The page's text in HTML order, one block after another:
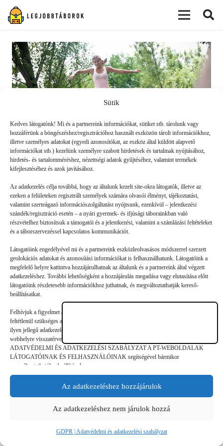
Sütik
Kedves látogatónk! Mi és a partnereink információkat, sütiket stb. tárolunk vagy
hozzáférünk a böngészéshez/regisztrációhoz használt eszközön tárolt információkhoz,
illetve személyes adatokat (egyedi azonosítókat, az eszköz által küldött alapvető
információkat stb.) kezelünk személyre szabott hirdetések és tartalmak nyújtásához,
hirdetés- és tartalomméréshez, nézettségi adatok gyűjtéséhez, valamint termékek
kifejlesztéséhez és azok javításához.
Az adatkezelés célja továbbá, hogy az általunk kezelt site-okra látogatók, illetve az
ezeken a felületeken regisztrált személyek számára olvasói élményt, tájékoztatást,
valamint szerteágazó információszolgáltatást nyújtsunk, ezenkívül – jelentkezési
szándék/regisztráció esetén – a nyári gyermek- és ifjúsági táborainkban való
részvételhez biztosítsuk a támogatói és a jelentkezési, valamint a számlázási feltételeket
és a táborszervezéssel kapcsolatos kommunikációt.
Látogatóink engedélyével mi és a partnereink eszközleolvasásos módszerrel szerzett
geolokációs adatokat és azonosítási információkat is felhasználhatunk. Látogatóink a
megfelelő helyre kattintva hozzájárulhatnak az általunk és a partnereink által végzett
adatkezeléshez. További lehetőségként a hozzájárulás megadása vagy elutasítása előtt
látogatóink részletesebb információkhoz juthatnak, és megváltoztathatják kereső-
beállításaikat.
Felhívjuk a figyelmet arra, hogy a személyes adatok bizonyos kezeléséhez nem
feltétlenül szükséges az érintett hozzájárulása, akinek azonban jogában áll tiltakozni az
ilyen jellegű adatkezelés ellen. A beállítások csak erre a weboldalra érvényesek. Erre a
webhelyre visszatérve vagy az ADATKEZELÉSI TÁJÉKOZTATÓ,
ADATVÉDELMI ÉS ADATKEZELÉSI SZABÁLYZAT A PT-WEBOLDALAK
LÁTOGATÓINAK ÉS FELHASZNÁLÓINAK segítségével bármikor
megváltoztathatók a beállítások.
Az adatkezeléshez hozzájárulok
Az adatkezeléshez nem járulok hozzá
GDPR | Adatvédelmi és adatkezelési szabályzat
Nyári gyerektábor: ezért hasznos
'DENMÁS 2020. 06. 06.
A márciustól nyárig tartó nagy várakozások után elérkezett
mindig könnyű kiválasztani a legjobbat. Néhány támpont
alapján azonban már könnyebb eligazodni, milyen jellegű…
©
legjobbtaborok.hu